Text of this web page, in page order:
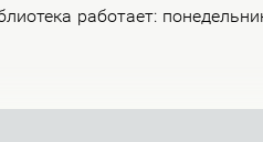
ра­бо­та­ет: